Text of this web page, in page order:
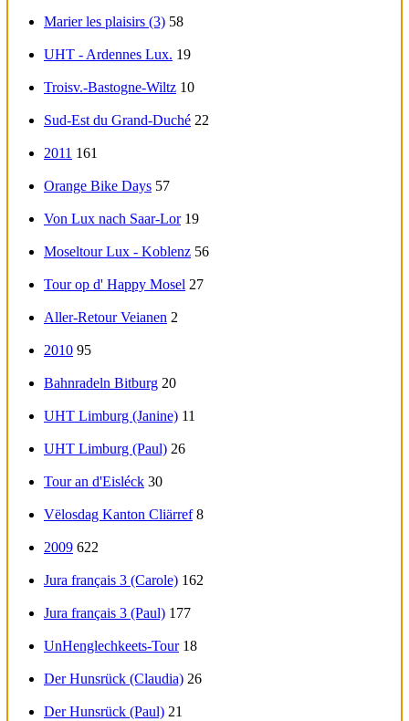
Marier les plaisirs (3) 58
UHT - Ardennes Lux. 19
Troisv.-Bastogne-Wiltz 10
Sud-Est du Grand-Duché 22
2011 161
Orange Bike Days 57
Von Lux nach Saar-Lor 19
Moseltour Lux - Koblenz 56
Tour op d' Happy Mosel 27
Aller-Retour Veianen 2
2010 95
Bahnradeln Bitburg 20
UHT Limburg (Janine) 11
UHT Limburg (Paul) 26
Tour an d'Eisléck 30
Vëlosdag Kanton Cliärref 8
2009 622
Jura français 3 (Carole) 162
Jura français 3 (Paul) 177
UnHenglechkeets-Tour 18
Der Hunsrück (Claudia) 26
Der Hunsrück (Paul) 21